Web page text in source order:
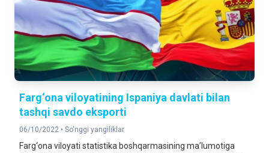
Farg‘ona viloyatining Ispaniya davlati bilan
tashqi savdo eksporti
06/10/2022 • So'nggi yangiliklar
Farg‘ona viloyati statistika boshqarmasining ma’lumotiga